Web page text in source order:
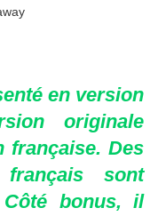
en version
originale
française. Des
français sont
Côté bonus, il